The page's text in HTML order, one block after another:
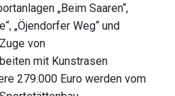
„Beim Saaren“,
„Öjendorfer Weg“ und
von
mit Kunstrasen
279.000 Euro werden vom